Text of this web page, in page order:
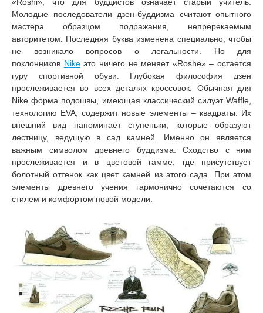
Молодые последователи дзен-буддизма считают опытного
мастера образцом подражания, непререкаемым
авторитетом. Последняя буква изменена специально, чтобы
не возникало вопросов о легальности. Но для
поклонников Nikeэто ничего не меняет «Roshe» – остается
гуру спортивной обуви. Глубокая философия дзен
прослеживается во всех деталях кроссовок. Обычная для
Nike форма подошвы, имеющая классический силуэт Waffle,
технологию EVA, содержит новые элементы – квадраты. Их
внешний вид напоминает ступеньки, которые образуют
лестницу, ведущую в сад камней. Именно он является
важным символом древнего буддизма. Сходство с ним
прослеживается и в цветовой гамме, где присутствует
болотный оттенок как цвет камней из этого сада. При этом
элементы древнего учения гармонично сочетаются со
стилем и комфортом новой модели.